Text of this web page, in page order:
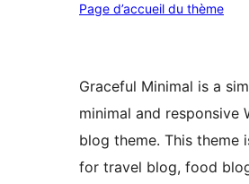
Page d’accueil du thème
Graceful Minimal is a
minimal and responsive
blog theme. This theme
for travel blog, food